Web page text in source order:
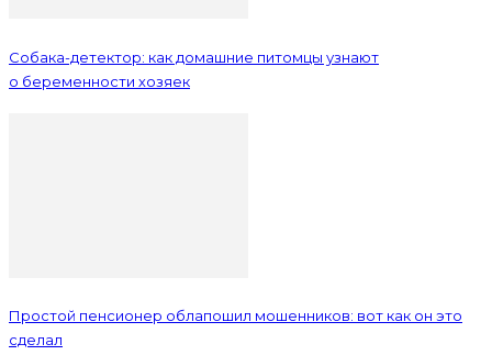
Собака-детектор: как домашние питомцы узнают
о беременности хозяек
Простой пенсионер облапошил мошенников: вот как он это
сделал